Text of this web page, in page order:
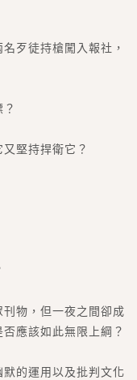
歹徒持槍闖入報社，
堅持捍衛它？
刊物，但一夜之間卻成
應該如此無限上綱？
的運用以及批判文化